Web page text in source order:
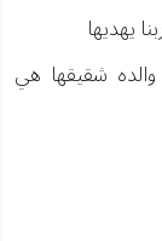
يهديها
شقيقها هي